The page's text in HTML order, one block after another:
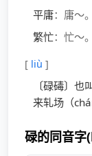
平庸：庸～。
繁忙：忙～。
[ liù ]
〔碌碡〕
来轧场（
碌的同音字